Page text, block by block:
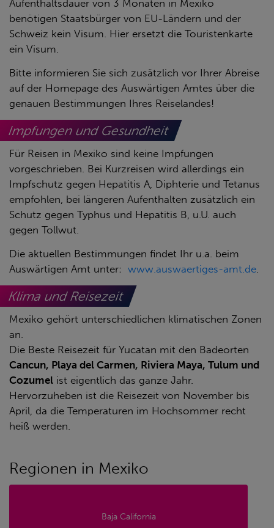
Aufenthaltsdauer von 3 Monaten in Mexiko
benötigen Staatsbürger von EU-Ländern und der
Schweiz kein Visum. Hier ersetzt die Touristenkarte
ein Visum.
Bitte informieren Sie sich zusätzlich vor Ihrer Abreise
auf der Homepage des Auswärtigen Amtes über die
genauen Bestimmungen Ihres Reiselandes!
Impfungen und Gesundheit
Für Reisen in Mexiko sind keine Impfungen
vorgeschrieben. Bei Kurzreisen wird allerdings ein
Impfschutz gegen Hepatitis A, Diphterie und Tetanus
empfohlen, bei längeren Aufenthalten zusätzlich ein
Schutz gegen Typhus und Hepatitis B, u.U. auch
gegen Tollwut.
Die aktuellen Bestimmungen findet Ihr u.a. beim
Auswärtigen Amt unter: www.auswaertiges-amt.de
Klima und Reisezeit
Mexiko gehört unterschiedlichen klimatischen Zonen
an.
Die Beste Reisezeit für Yucatan mit den Badeorten
Cancun, Playa del Carmen, Riviera Maya, Tulum und
Cozumel ist eigentlich das ganze Jahr.
Hervorzuheben ist die Reisezeit von November bis
April, da die Temperaturen im Hochsommer recht
heiß werden.
Regionen in Mexiko
Baja California